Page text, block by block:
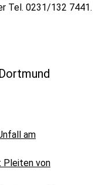
Tel. 0231/132 7441.
am
Pleiten von